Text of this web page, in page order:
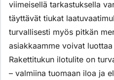
viimeisellä tarkastuksella
täyttävät tiukat
turvallisesti myös pitkän
asiakkaamme voivat
Rakettitukun ilotulite on
– valmiina tuomaan iloa ja